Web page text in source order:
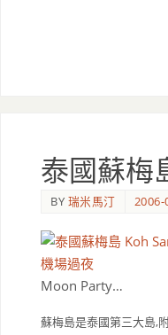
泰國蘇梅
BY 瑞米馬汀 2006-
Moon Party…
蘇梅島是泰國第三大島,